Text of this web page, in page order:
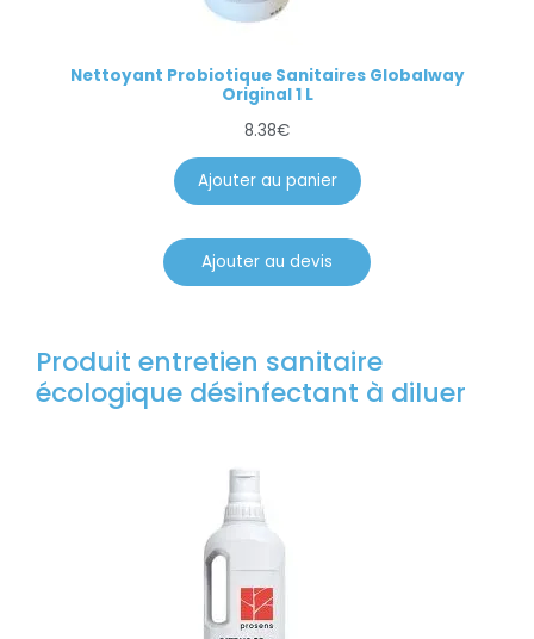
Nettoyant Probiotique Sanitaires Globalway
Original 1 L
8.38€
Ajouter au panier
Ajouter au devis
Produit entretien sanitaire
écologique désinfectant à diluer